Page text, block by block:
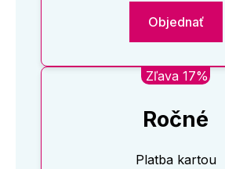
Objednať
Zľava 17%
Ročné
Platba kartou